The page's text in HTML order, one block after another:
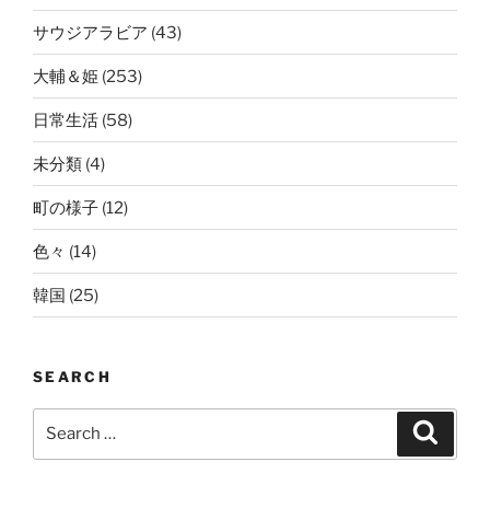
サウジアラビア (43)
大輔＆姫 (253)
日常生活 (58)
未分類 (4)
町の様子 (12)
色々 (14)
韓国 (25)
SEARCH